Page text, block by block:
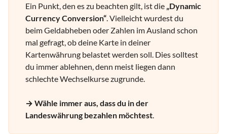
Ein Punkt, den es zu beachten gilt, ist die „Dynamic
Currency Conversion“. Vielleicht wurdest du
beim Geldabheben oder Zahlen im Ausland schon
mal gefragt, ob deine Karte in deiner
Kartenwährung belastet werden soll. Dies solltest
du immer ablehnen, denn meist liegen dann
schlechte Wechselkurse zugrunde.
→ Wähle immer aus, dass du in der
Landeswährung bezahlen möchtest.